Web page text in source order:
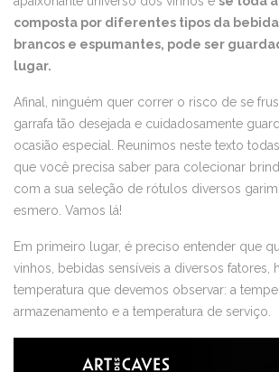
composta por diferentes tipos da
brancos e espumantes, pode ser
lugar.
Afinal, ninguém quer correr o risco de se
garrafa tão desejada e cuidadosamente
ocasião especial. Reunimos neste texto
que você precisa saber para colecionar
com a sua seleção de rótulos diversos
esmero. Vamos lá!
Em primeiro lugar, é preciso entender que
vinhos, bebidas sensíveis a diversos fatores,
temperatura que devemos observar: a
armazenamento e a temperatura de serviço.